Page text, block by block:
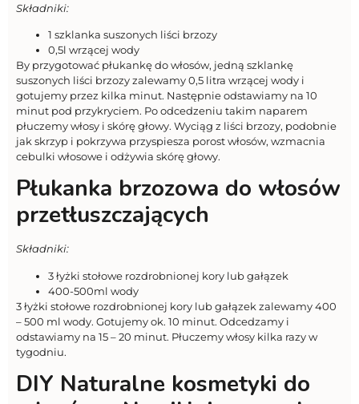
Składniki:
1 szklanka suszonych liści brzozy
0,5l wrzącej wody
By przygotować płukankę do włosów, jedną szklankę
suszonych liści brzozy zalewamy 0,5 litra wrzącej wody i
gotujemy przez kilka minut. Następnie odstawiamy na 10
minut pod przykryciem. Po odcedzeniu takim naparem
płuczemy włosy i skórę głowy. Wyciąg z liści brzozy, podobnie
jak skrzyp i pokrzywa przyspiesza porost włosów, wzmacnia
cebulki włosowe i odżywia skórę głowy.
Płukanka brzozowa do włosów
przetłuszczających
Składniki:
3 łyżki stołowe rozdrobnionej kory lub gałązek
400-500ml wody
3 łyżki stołowe rozdrobnionej kory lub gałązek zalewamy 400
– 500 ml wody. Gotujemy ok. 10 minut. Odcedzamy i
odstawiamy na 15 – 20 minut. Płuczemy włosy kilka razy w
tygodniu.
DIY Naturalne kosmetyki do